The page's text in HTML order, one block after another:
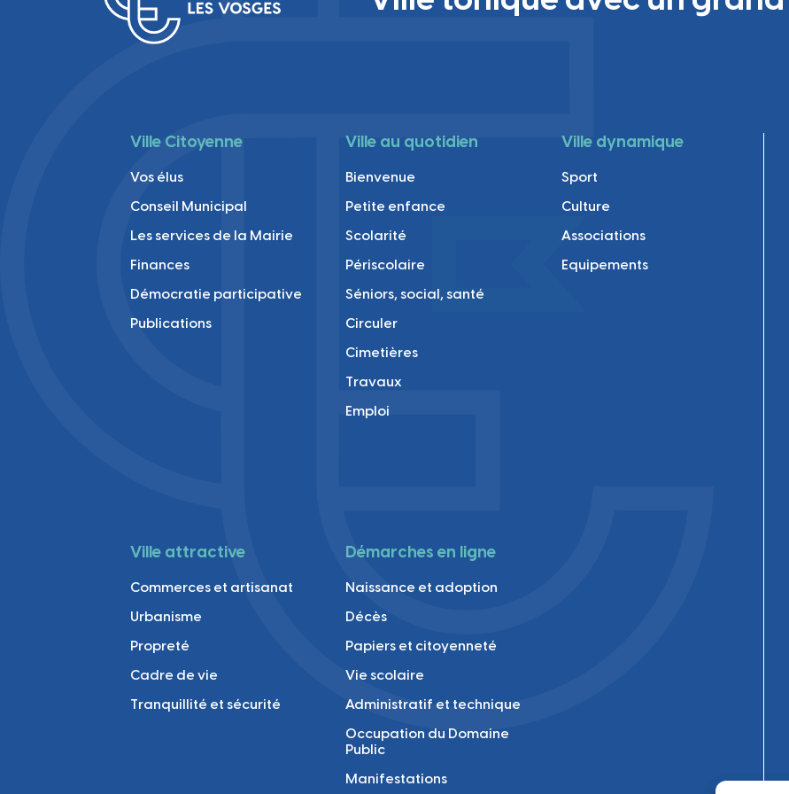
Ville Citoyenne
Vos élus
Conseil Municipal
Les services de la Mairie
Finances
Démocratie participative
Publications
Ville au quotidien
Bienvenue
Petite enfance
Scolarité
Périscolaire
Séniors, social, santé
Circuler
Cimetières
Travaux
Emploi
Ville dynamique
Sport
Culture
Associations
Equipements
Ville attractive
Commerces et artisanat
Urbanisme
Propreté
Cadre de vie
Tranquillité et sécurité
Démarches en ligne
Naissance et adoption
Décès
Papiers et citoyenneté
Vie scolaire
Administratif et technique
Occupation du Domaine
Public
Manifestations